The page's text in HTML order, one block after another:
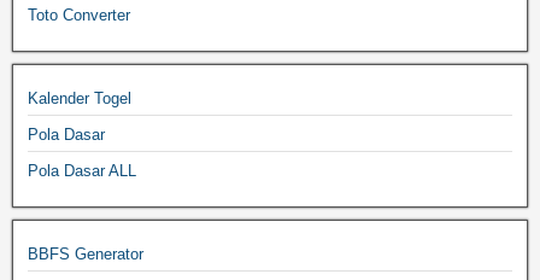
Toto Converter
Kalender Togel
Pola Dasar
Pola Dasar ALL
BBFS Generator